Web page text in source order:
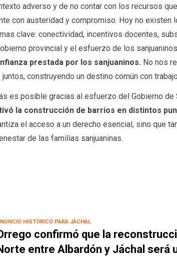
adverso y de no contar con los recursos
con austeridad y compromiso. Hoy no existen
clave: conectividad, incentivos docentes,
provincial y el esfuerzo de los
prestada por los sanjuaninos. No nos
construyendo un destino común con
es posible gracias al esfuerzo del Gobierno de
la construcción de barrios en distintos
el acceso a un derecho esencial, sino que
de las familias sanjuaninas.
HISTÓRICO PARA JÁCHAL
confirmó que la
entre Albardón y Jáchal será